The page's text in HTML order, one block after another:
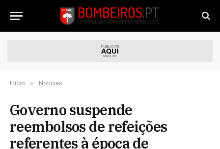
Início » Notícias
Governo suspende
reembolsos de refeições
referentes à época de